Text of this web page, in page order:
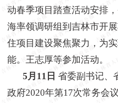
动春季项目踏查活动安排
海率领调研组到吉林市开
住项目建设聚焦聚力，为
能。王志厚等参加活动。
5月11日 省委副书记、
政府2020年第17次常务会